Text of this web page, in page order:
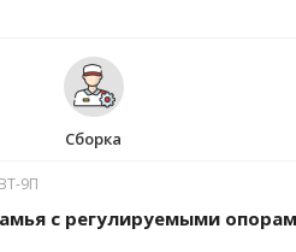
Сборка
9П
с регулируемыми